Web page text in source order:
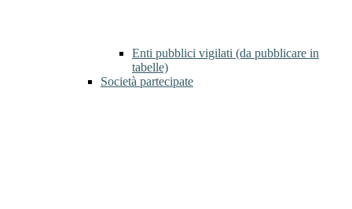
Enti pubblici vigilati (da pubblicare in
tabelle)
Società partecipate